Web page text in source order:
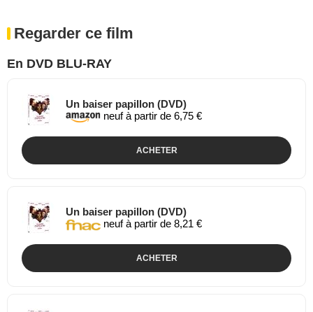
Regarder ce film
En DVD BLU-RAY
Un baiser papillon (DVD)
neuf à partir de 6,75 €
ACHETER
Un baiser papillon (DVD)
neuf à partir de 8,21 €
ACHETER